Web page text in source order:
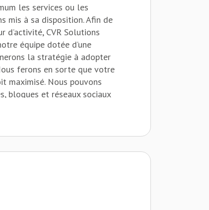
les services ou les
mis à sa disposition. Afin de
CVR Solutions
équipe dotée d’une
la stratégie à adopter
ferons en sorte que votre
maximisé. Nous pouvons
blogues et réseaux sociaux
soient exploités à
et, par le fait même,